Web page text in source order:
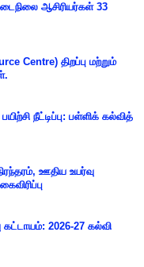
ஆசிரியர்கள் 33
Centre) திறப்பு மற்றும்
நீட்டிப்பு: பள்ளிக் கல்வித்
ஊதிய உயர்வு
கட்டாயம்: 2026-27 கல்வி